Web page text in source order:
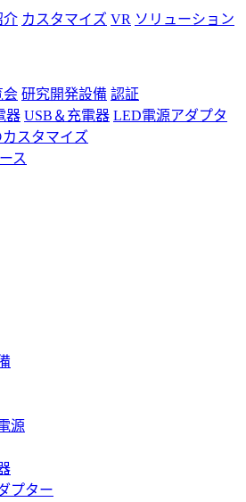
介 カスタマイズ VR ソリューション
会 研究開発設備 認証
器 USB＆充電器 LED電源アダプタ
スタマイズ
ス
源
プター